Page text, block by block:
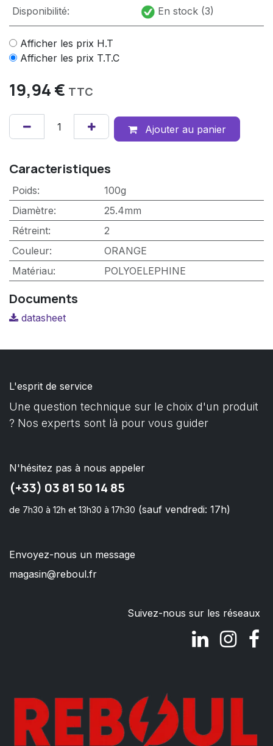
Disponibilité: En stock (3)
Afficher les prix H.T
Afficher les prix T.T.C
19,94€ TTC
Ajouter au panier
Caracteristiques
Poids:
100g
Diamètre:
25.4mm
Rétreint:
2
Couleur:
ORANGE
Matériau: POLYOELEPHINE
Documents
datasheet
L'esprit de service
Une question technique sur le choix d'un produit
? Nos experts sont là pour vous guider
N'hésitez pas à nous appeler
(+33) 03 81 50 14 85
de 7h30 à 12h et 13h30 à 17h30 (sauf vendredi: 17h)
Envoyez-nous un message
magasin@reboul.fr
Suivez-nous sur les réseaux